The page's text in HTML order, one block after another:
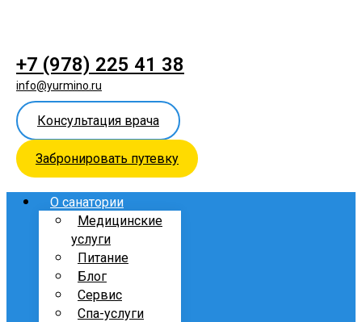
+7 (978) 225 41 38
info@yurmino.ru
Консультация врача
Забронировать путевку
О санатории
Медицинские
услуги
Питание
Блог
Сервис
Спа-услуги